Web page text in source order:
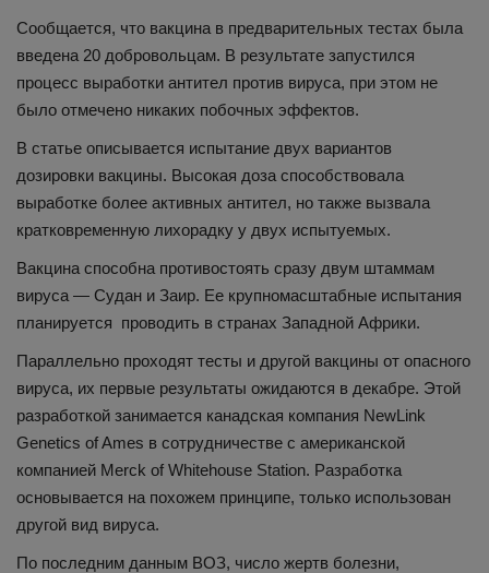
Сообщается, что вакцина в предварительных тестах была
введена 20 добровольцам. В результате запустился
процесс выработки антител против вируса, при этом не
было отмечено никаких побочных эффектов.
В статье описывается испытание двух вариантов
дозировки вакцины. Высокая доза способствовала
выработке более активных антител, но также вызвала
кратковременную лихорадку у двух испытуемых.
Вакцина способна противостоять сразу двум штаммам
вируса — Судан и Заир. Ее крупномасштабные испытания
планируется проводить в странах Западной Африки.
Параллельно проходят тесты и другой вакцины от опасного
вируса, их первые результаты ожидаются в декабре. Этой
разработкой занимается канадская компания NewLink
Genetics of Ames в сотрудничестве с американской
компанией Merck of Whitehouse Station. Разработка
основывается на похожем принципе, только использован
другой вид вируса.
По последним данным ВОЗ, число жертв болезни,